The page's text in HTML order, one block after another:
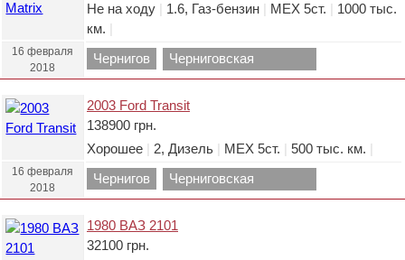
Не на ходу
1.6, Газ-бензин МЕХ 5ст.
1000 тыс.
км.
16 февраля
2018
Чернигов
Черниговская
область.
2003 Ford Transit
138900 грн.
Хорошее
2, Дизель МЕХ 5ст. 500 тыс. км.
16 февраля
2018
Чернигов
Черниговская
область.
1980 ВАЗ 2101
32100 грн.